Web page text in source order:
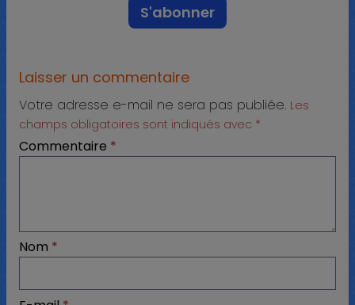
Laisser un commentaire
Votre adresse e-mail ne sera pas publiée. Les
champs obligatoires sont indiqués avec *
Commentaire *
Nom *